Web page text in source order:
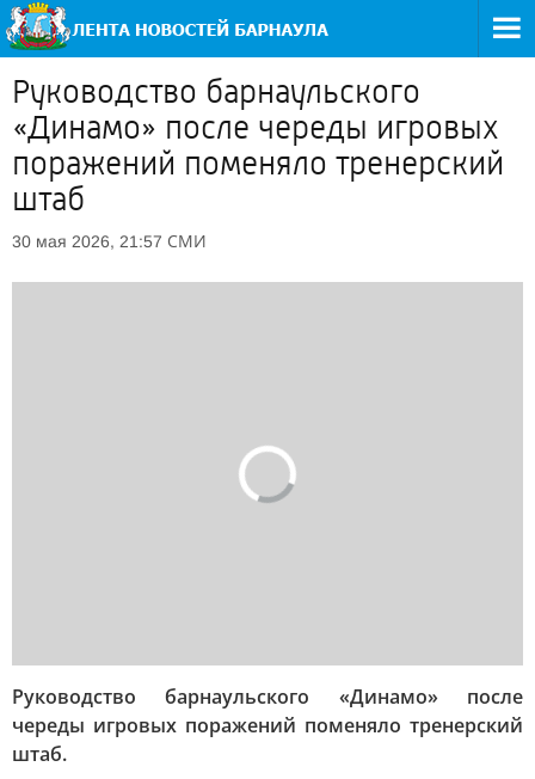
Руководство барнаульского
«Динамо» после череды игровых
поражений поменяло тренерский
штаб
30 мая 2026, 21:57 СМИ
Руководство барнаульского «Динамо» после
череды игровых поражений поменяло тренерский
штаб.